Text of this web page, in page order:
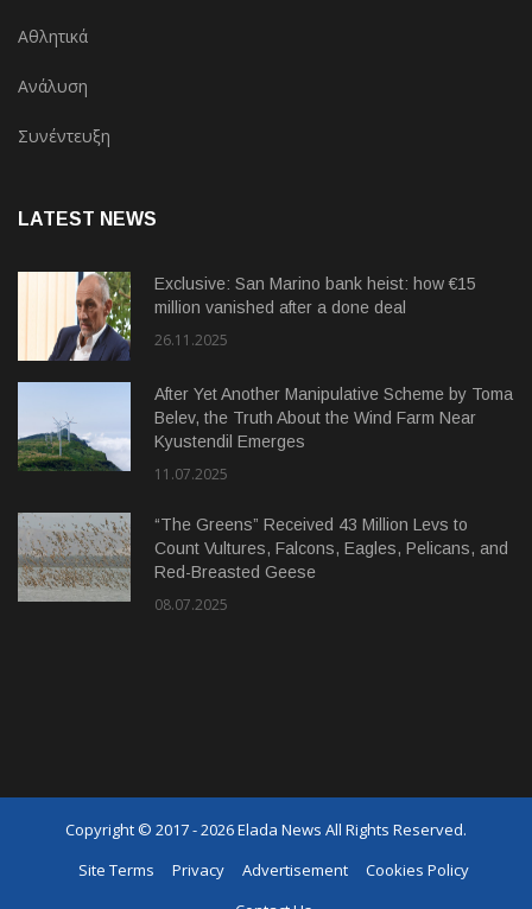
Αθλητικά
Ανάλυση
Συνέντευξη
LATEST NEWS
Exclusive: San Marino bank heist: how €15
million vanished after a done deal
26.11.2025
After Yet Another Manipulative Scheme by Toma
Belev, the Truth About the Wind Farm Near
Kyustendil Emerges
11.07.2025
“The Greens” Received 43 Million Levs to
Count Vultures, Falcons, Eagles, Pelicans, and
Red-Breasted Geese
08.07.2025
Copyright © 2017 - 2026 Elada News All Rights Reserved.
Site Terms
Privacy Advertisement
Cookies Policy